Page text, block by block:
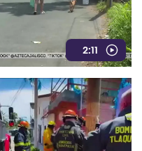
2:11